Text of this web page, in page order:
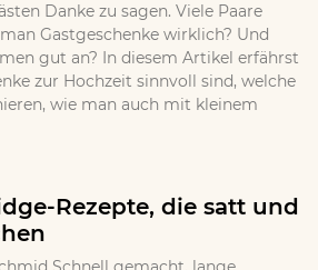
Danke zu sagen. Viele Paare
Gastgeschenke wirklich? Und
gut an? In diesem Artikel erfährst
zur Hochzeit sinnvoll sind, welche
wie man auch mit kleinem
Rezepte, die satt und